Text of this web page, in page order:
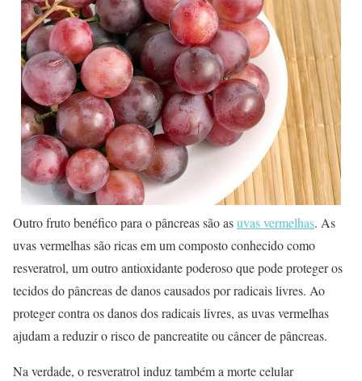
Outro fruto benéfico para o pâncreas são asuvas vermelhas. As
uvas vermelhas são ricas em um composto conhecido como
resveratrol, um outro antioxidante poderoso que pode proteger os
tecidos do pâncreas de danos causados por radicais livres. Ao
proteger contra os danos dos radicais livres, as uvas vermelhas
ajudam a reduzir o risco de pancreatite ou câncer de pâncreas.
Na verdade, o resveratrol induz também a morte celular